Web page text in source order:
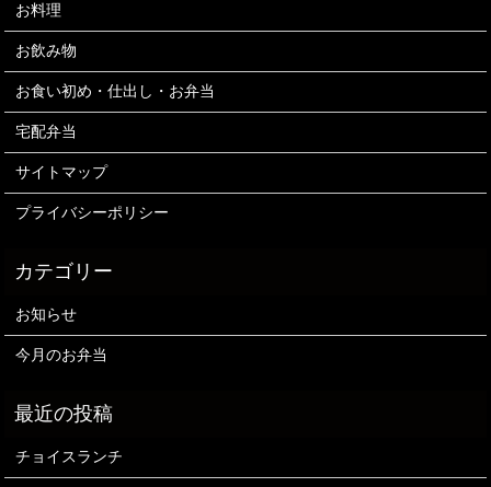
お料理
お飲み物
お食い初め・仕出し・お弁当
宅配弁当
サイトマップ
プライバシーポリシー
お知らせ
今月のお弁当
チョイスランチ